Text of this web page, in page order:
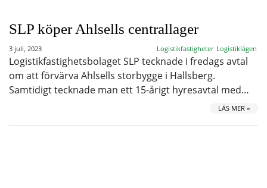
SLP köper Ahlsells centrallager
3 juli, 2023 Logistikfastigheter Logistiklägen
Logistikfastighetsbolaget SLP tecknade i fredags avtal
om att förvärva Ahlsells storbygge i Hallsberg.
Samtidigt tecknade man ett 15-årigt hyresavtal med…
LÄS MER »